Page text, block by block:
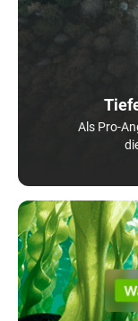
Als Pro-